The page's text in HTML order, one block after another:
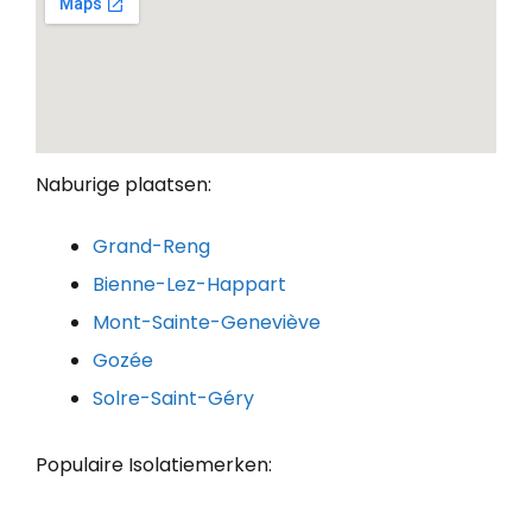
Naburige plaatsen:
Grand-Reng
Bienne-Lez-Happart
Mont-Sainte-Geneviève
Gozée
Solre-Saint-Géry
Populaire Isolatiemerken: